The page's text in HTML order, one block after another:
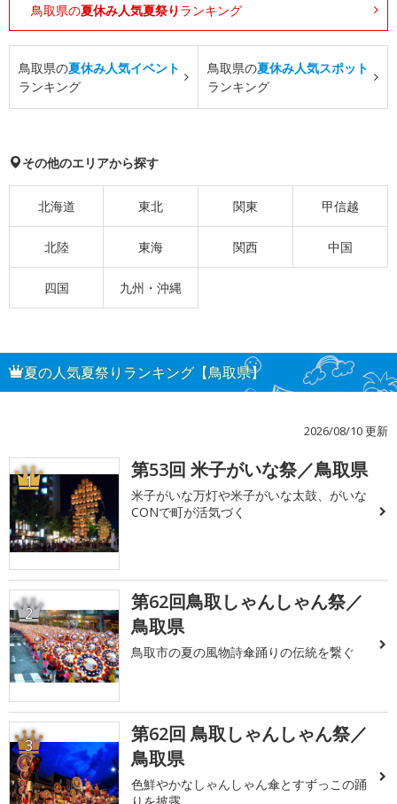
鳥取県の夏休み人気夏祭り ランキング
鳥取県の夏休み人気イベント
ランキング
鳥取県の夏休み人気スポット
ランキング
その他のエリアから探す
北海道 東北 関東 甲信越
北陸 東海 関西 中国
四国 九州・沖縄
夏の人気夏祭りランキング【鳥取県】
2026/08/10 更新
1 第53回 米子がいな祭／鳥取県
米子がいな万灯や米子がいな太鼓、がいな
CONで町が活気づく
2
第62回鳥取しゃんしゃん祭／
鳥取県
鳥取市の夏の風物詩傘踊りの伝統を繋ぐ
3
第62回 鳥取しゃんしゃん祭／
鳥取県
色鮮やかなしゃんしゃん傘とすずっこの踊